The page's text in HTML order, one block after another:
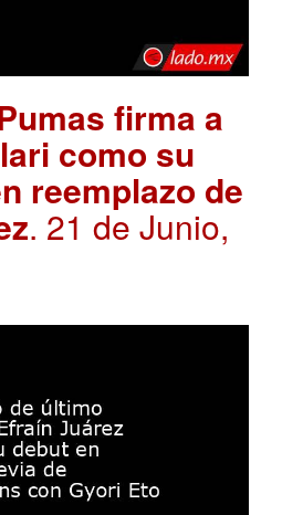
firma a
como su
reemplazo de
. 21 de Junio,